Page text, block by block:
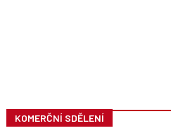
KOMERČNÍ SDĚLENÍ